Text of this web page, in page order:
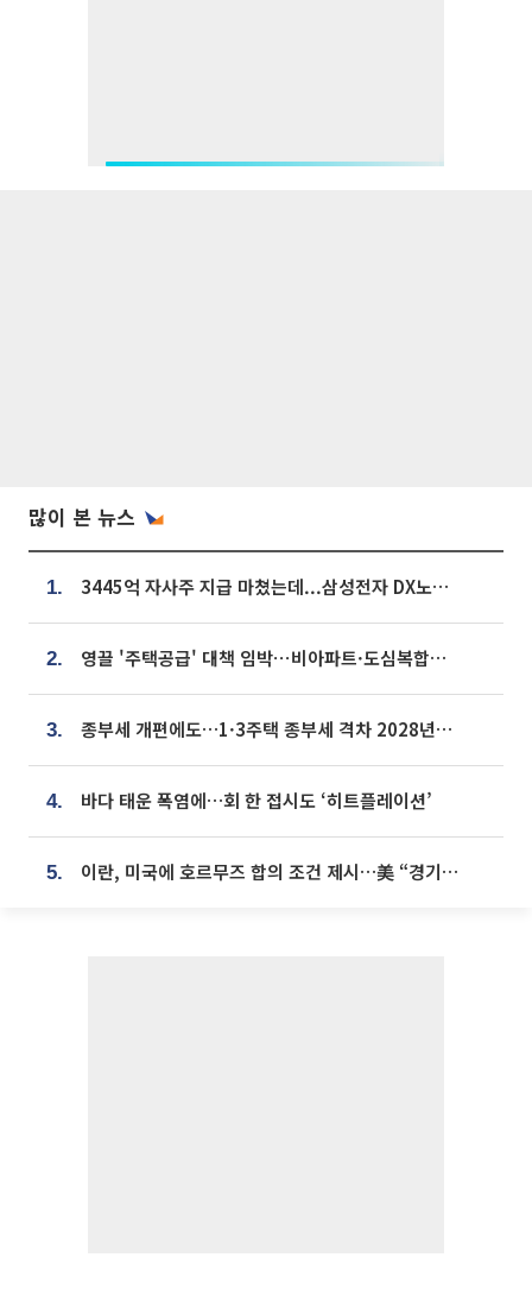
많이 본 뉴스
1. 3445억 자사주 지급 마쳤는데...삼성전자 DX노조, 뒤늦은 '떼쓰기 집회'
2. 영끌 '주택공급' 대책 임박⋯비아파트·도심복합까지 총동원
3. 종부세 개편에도…1·3주택 종부세 격차 2028년부터 확대
4. 바다 태운 폭염에…회 한 접시도 ‘히트플레이션’
5. 이란, 미국에 호르무즈 합의 조건 제시…美 “경기 아직 안 끝나” [종합]